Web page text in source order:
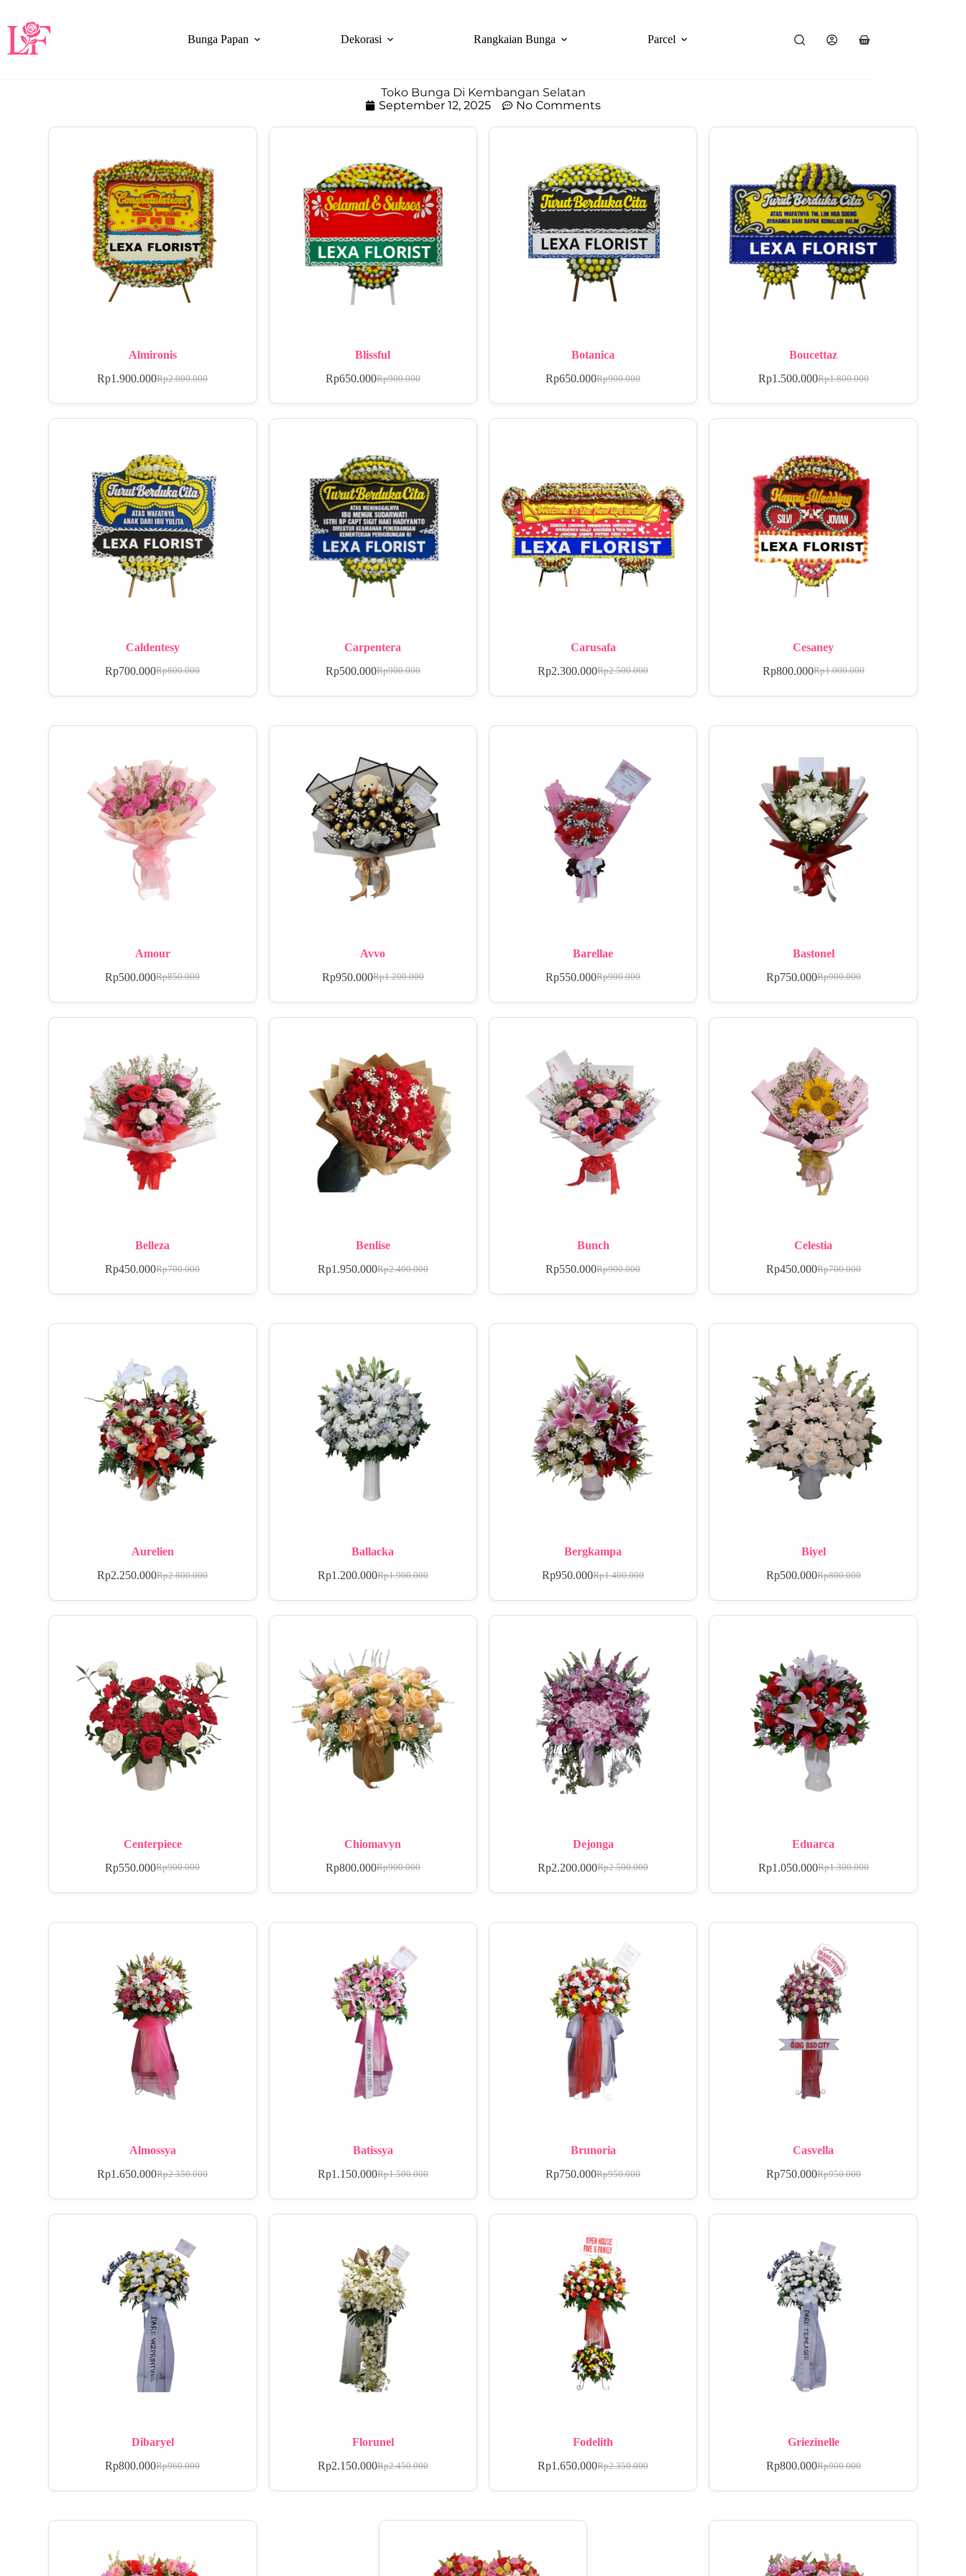
Bunga Papan Dekorasi Rangkaian Bunga Parcel
Toko Bunga Di Kembangan Selatan
September 12, 2025
No Comments
Almironis
Rp2.000.000
Rp1.900.000
Blissful
Rp900.000
Rp650.000
Botanica
Rp900.000
Rp650.000
Boucettaz
Rp1.800.000
Rp1.500.000
Caldentesy
Rp800.000
Rp700.000
Carpentera
Rp900.000
Rp500.000
Carusafa
Rp2.500.000
Rp2.300.000
Cesaney
Rp1.000.000
Rp800.000
Amour
Rp850.000
Rp500.000
Avvo
Rp1.200.000
Rp950.000
Barellae
Rp900.000
Rp550.000
Bastonel
Rp900.000
Rp750.000
Belleza
Rp700.000
Rp450.000
Benlise
Rp2.400.000
Rp1.950.000
Bunch
Rp900.000
Rp550.000
Celestia
Rp700.000
Rp450.000
Aurelien
Rp2.800.000
Rp2.250.000
Ballacka
Rp1.900.000
Rp1.200.000
Bergkampa
Rp1.400.000
Rp950.000
Biyel
Rp800.000
Rp500.000
Centerpiece
Rp900.000
Rp550.000
Chiomavyn
Rp900.000
Rp800.000
Dejonga
Rp2.500.000
Rp2.200.000
Eduarca
Rp1.300.000
Rp1.050.000
Almossya
Rp2.350.000
Rp1.650.000
Batissya
Rp1.500.000
Rp1.150.000
Brunoria
Rp950.000
Rp750.000
Casvella
Rp950.000
Rp750.000
Dibaryel
Rp960.000
Rp800.000
Florunel
Rp2.450.000
Rp2.150.000
Fodelith
Rp2.350.000
Rp1.650.000
Griezinelle
Rp900.000
Rp800.000